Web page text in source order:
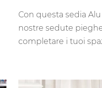
Con questa sedia
nostre sedute
completare i tuoi